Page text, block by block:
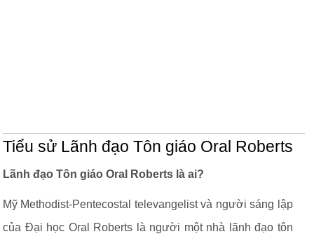
Tiểu sử Lãnh đạo Tôn giáo Oral Roberts
Lãnh đạo Tôn giáo Oral Roberts là ai?
Mỹ Methodist-Pentecostal televangelist và người sáng lập
của Đại học Oral Roberts là người một nhà lãnh đạo tôn